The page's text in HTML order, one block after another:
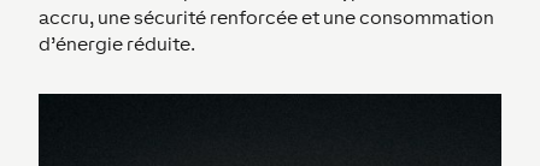
accru, une sécurité renforcée et une consommation
d’énergie réduite.